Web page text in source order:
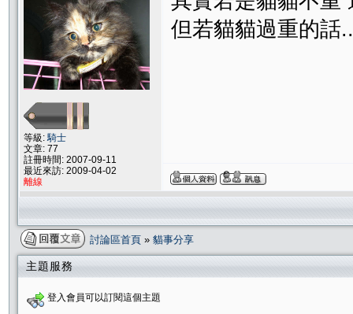
等級:騎士
文章: 77
註冊時間: 2007-09-11
最近來訪: 2009-04-02
離線
但若貓貓過重的話
討論區首頁 » 貓事分享
主題服務
登入會員可以訂閱這個主題